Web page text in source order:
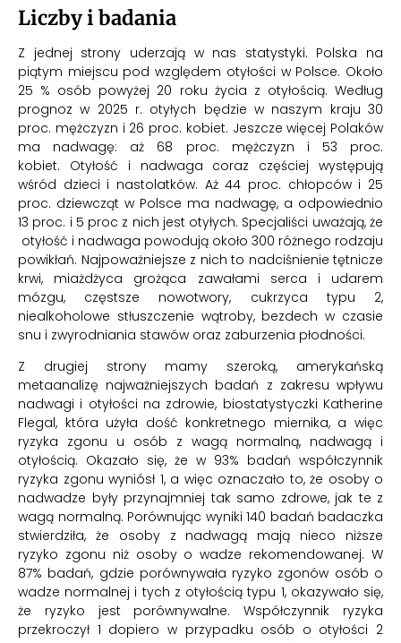
Liczby i badania
Z jednej strony uderzają w nas statystyki. Polska na
piątym miejscu pod względem otyłości w Polsce. Około
25 % osób powyżej 20 roku życia z otyłością. Według
prognoz w 2025 r. otyłych będzie w naszym kraju 30
proc. mężczyzn i 26 proc. kobiet. Jeszcze więcej Polaków
ma nadwagę: aż 68 proc. mężczyzn i 53 proc.
kobiet. Otyłość i nadwaga coraz częściej występują
wśród dzieci i nastolatków. Aż 44 proc. chłopców i 25
proc. dziewcząt w Polsce ma nadwagę, a odpowiednio
13 proc. i 5 proc z nich jest otyłych. Specjaliści uważają, że
otyłość i nadwaga powodują około 300 różnego rodzaju
powikłań. Najpoważniejsze z nich to nadciśnienie tętnicze
krwi, miażdżyca grożąca zawałami serca i udarem
mózgu, częstsze nowotwory, cukrzyca typu 2,
niealkoholowe stłuszczenie wątroby, bezdech w czasie
snu i zwyrodniania stawów oraz zaburzenia płodności.
Z drugiej strony mamy szeroką, amerykańską
metaanalizę najważniejszych badań z zakresu wpływu
nadwagi i otyłości na zdrowie, biostatystyczki Katherine
Flegal, która użyła dość konkretnego miernika, a więc
ryzyka zgonu u osób z wagą normalną, nadwagą i
otyłością. Okazało się, że w 93% badań współczynnik
ryzyka zgonu wyniósł 1, a więc oznaczało to, że osoby o
nadwadze były przynajmniej tak samo zdrowe, jak te z
wagą normalną. Porównując wyniki 140 badań badaczka
stwierdziła, że osoby z nadwagą mają nieco niższe
ryzyko zgonu niż osoby o wadze rekomendowanej. W
87% badań, gdzie porównywała ryzyko zgonów osób o
wadze normalnej i tych z otyłością typu 1, okazywało się,
że ryzyko jest porównywalne. Współczynnik ryzyka
przekroczył 1 dopiero w przypadku osób o otyłości 2